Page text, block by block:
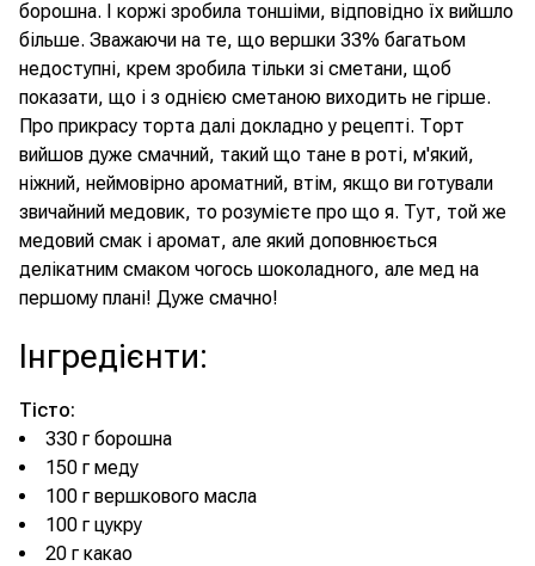
борошна. І коржі зробила тоншіми, відповідно їх вийшло
більше. Зважаючи на те, що вершки 33% багатьом
недоступні, крем зробила тільки зі сметани, щоб
показати, що і з однією сметаною виходить не гірше.
Про прикрасу торта далі докладно у рецепті. Торт
вийшов дуже смачний, такий що тане в роті, м'який,
ніжний, неймовірно ароматний, втім, якщо ви готували
звичайний медовик, то розумієте про що я. Тут, той же
медовий смак і аромат, але який доповнюється
делікатним смаком чогось шоколадного, але мед на
першому плані! Дуже смачно!
Інгредієнти:
Тісто:
330 г борошна
150 г меду
100 г вершкового масла
100 г цукру
20 г какао